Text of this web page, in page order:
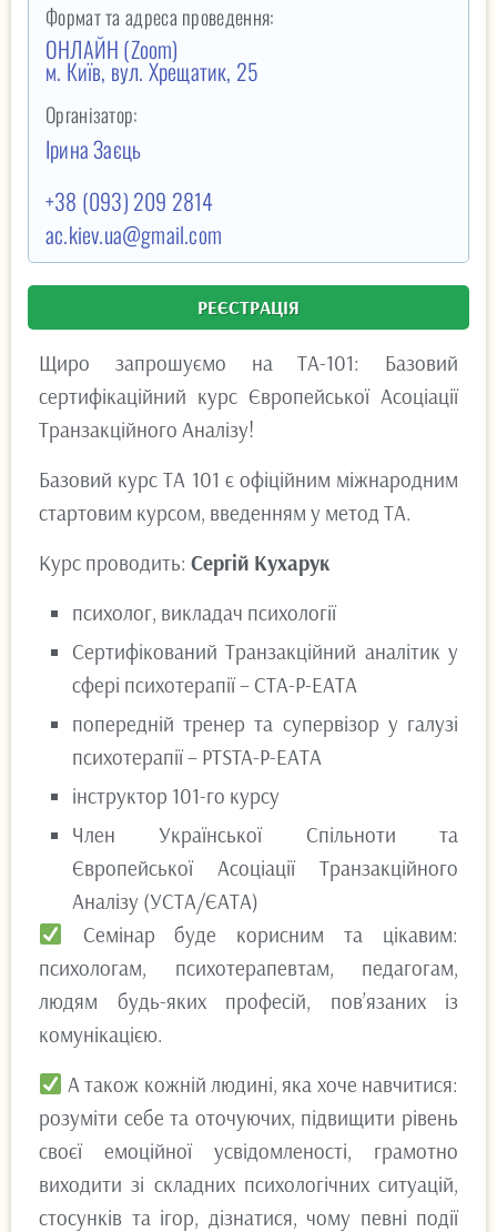
Формат та адреса проведення:
ОНЛАЙН (Zoom)
м. Київ, вул. Хрещатик, 25
Організатор:
Ірина Заєць
+38 (093) 209 2814
ac.kiev.ua@gmail.com
РЕЄСТРАЦІЯ
Щиро запрошуємо на ТА-101: Базовий
сертифікаційний курс Європейської Асоціації
Транзакційного Аналізу!
Базовий курс ТА 101 є офіційним міжнародним
стартовим курсом, введенням у метод ТА.
Курс проводить: Сергій Кухарук
психолог, викладач психології
Сертифікований Транзакційний аналітик у
сфері психотерапії – СТА-P-ЕАТА
попередній тренер та супервізор у галузі
психотерапії – PTSTA-P-ЕАТА
інструктор 101-го курсу
Член Української Спільноти та
Європейської Асоціації Транзакційного
Аналізу (УСТА/ЄАТА)
Семінар буде корисним та цікавим:
психологам, психотерапевтам, педагогам,
людям будь-яких професій, пов’язаних із
комунікацією.
А також кожній людині, яка хоче навчитися:
розуміти себе та оточуючих, підвищити рівень
своєї емоційної усвідомленості, грамотно
виходити зі складних психологічних ситуацій,
стосунків та ігор, дізнатися, чому певні події